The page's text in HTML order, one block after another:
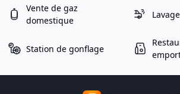
Vente de gaz
domestique
Station de gonflage